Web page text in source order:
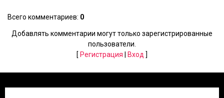
Всего комментариев: 0
Добавлять комментарии могут только зарегистрированные
пользователи.
[ Регистрация Вход ]